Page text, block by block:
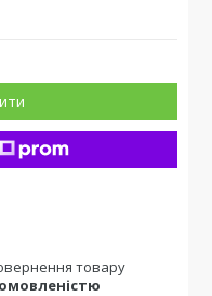
товару